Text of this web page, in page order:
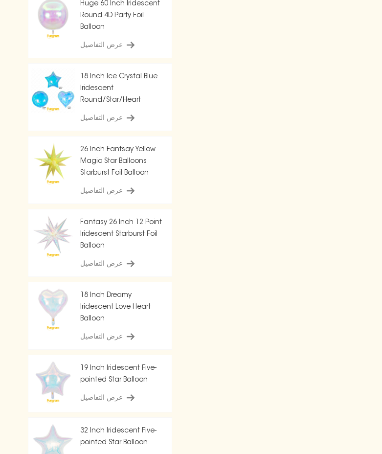
Huge 60 Inch Iridescent
Round 4D Party Foil
Balloon
عرض التفاصيل
18 Inch Ice Crystal Blue
Iridescent
Round/Star/Heart
عرض التفاصيل
26 Inch Fantsay Yellow
Magic Star Balloons
Starburst Foil Balloon
عرض التفاصيل
Fantasy 26 Inch 12 Point
Iridescent Starburst Foil
Balloon
عرض التفاصيل
18 Inch Dreamy
Iridescent Love Heart
Balloon
عرض التفاصيل
19 Inch Iridescent Five-
pointed Star Balloon
عرض التفاصيل
32 Inch Iridescent Five-
pointed Star Balloon